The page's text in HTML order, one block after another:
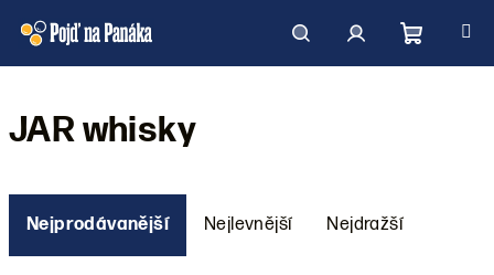
HledatPřihlášeníNákupní
JAR whisky
Ř
z
Nejprodávanější Nejlevnější Nejdražší